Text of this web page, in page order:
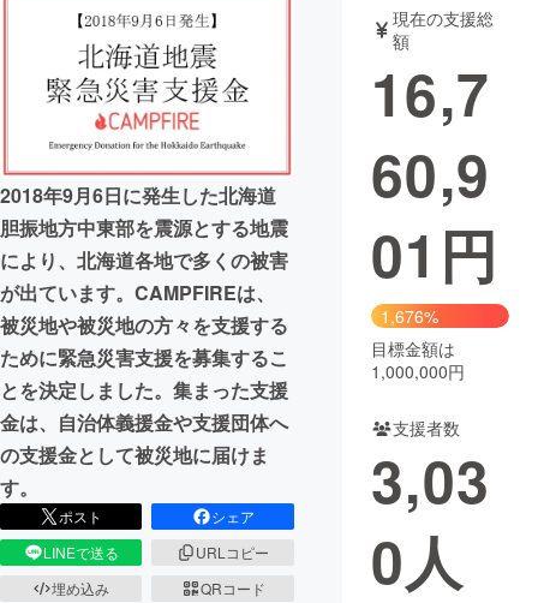
アート・写真 音楽
テクノロジー・ガジェット ゲーム・
映像・映画
ビジネス・起業 チャレンジ
まちづくり・地域活性化
CAMPFIRE for Social Good
CAMPFIRE Creation
CAMPFIREふるさと納税machi-ya コミュニティ
2018年9月6日に発生した北海道
胆振地方中東部を震源とする地震
により、北海道各地で多くの被害
が出ています。CAMPFIREは、
被災地や被災地の方々を支援する
ために緊急災害支援を募集するこ
とを決定しました。集まった支援
金は、自治体義援金や支援団体へ
の支援金として被災地に届けま
す。
ポスト
シェア
LINEで送る
URLコピー
埋め込み
QRコード
現在の支援総
額
16,7
60,9
01 円
1,676%
目標金額は
1,000,000円
支援者数
3,03
0人